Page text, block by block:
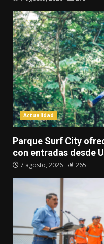
Actualidad
Parque Surf City
con entradas desde
7 agosto, 2026 265